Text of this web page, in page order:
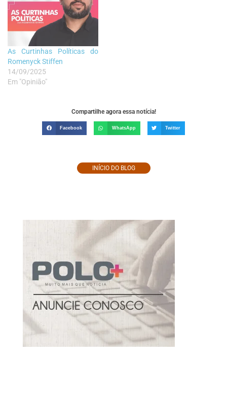
As Curtinhas Políticas do
Romenyck Stiffen
14/09/2025
Em "Opinião"
Compartilhe agora essa notícia!
Facebook WhatsApp Twitter
INÍCIO DO BLOG